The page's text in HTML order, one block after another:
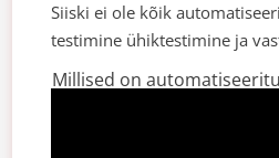
Siiski ei ole kõik
testimine ühiktestimine ja
Millised on